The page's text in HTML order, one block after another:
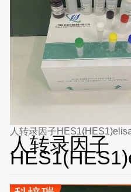
人转录因子
人转录因子